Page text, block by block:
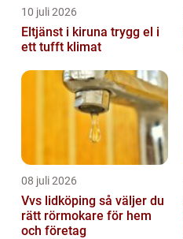
10 juli 2026
Eltjänst i kiruna trygg el i
ett tufft klimat
08 juli 2026
Vvs lidköping så väljer du
rätt rörmokare för hem
och företag